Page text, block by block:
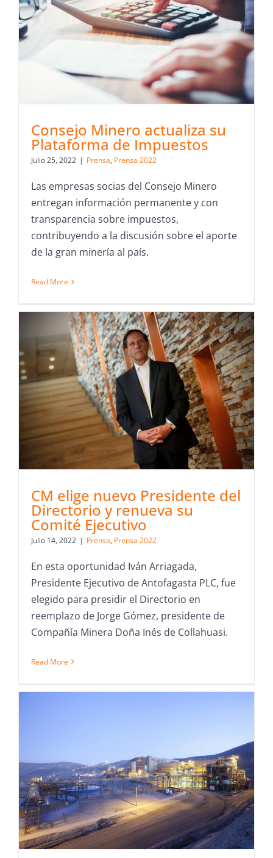
Consejo Minero actualiza su
Plataforma de Impuestos
Julio 25, 2022 | Prensa, Prensa 2022
Las empresas socias del Consejo Minero
entregan información permanente y con
transparencia sobre impuestos,
contribuyendo a la discusión sobre el aporte
de la gran minería al país.
Read More
CM elige nuevo Presidente del
Directorio y renueva su
Comité Ejecutivo
Julio 14, 2022 | Prensa, Prensa 2022
En esta oportunidad Iván Arriagada,
Presidente Ejecutivo de Antofagasta PLC, fue
elegido para presidir el Directorio en
reemplazo de Jorge Gómez, presidente de
Compañía Minera Doña Inés de Collahuasi.
Read More